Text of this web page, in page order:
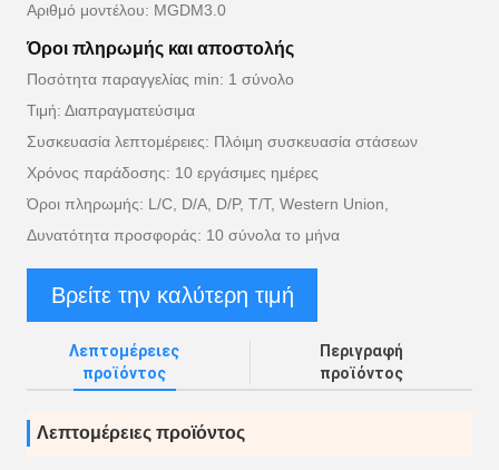
Αριθμό μοντέλου: MGDM3.0
Όροι πληρωμής και αποστολής
Ποσότητα παραγγελίας min: 1 σύνολο
Τιμή: Διαπραγματεύσιμα
Συσκευασία λεπτομέρειες: Πλόιμη συσκευασία στάσεων
Χρόνος παράδοσης: 10 εργάσιμες ημέρες
Όροι πληρωμής: L/C, D/A, D/P, T/T, Western Union,
Δυνατότητα προσφοράς: 10 σύνολα το μήνα
Βρείτε την καλύτερη τιμή
Λεπτομέρειες
προϊόντος
Περιγραφή
προϊόντος
Λεπτομέρειες προϊόντος